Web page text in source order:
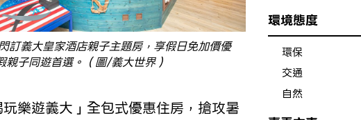
訂義大皇家酒店親子主題房，享假日免加價優
親子同遊首選。（圖/義大世界）
玩樂遊義大」全包式優惠住房，搶攻暑
環境態度
環保
交通
自然